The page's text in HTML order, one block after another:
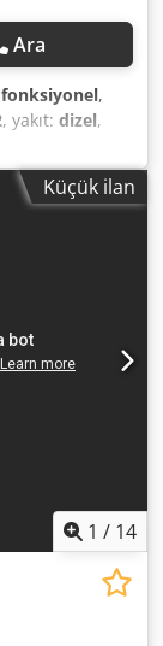
Ara
,
, yakıt: dizel,
yılı:2026,
Hacmi:
İÇİ
Dcodpezr E
Küçük ilan
1 / 14